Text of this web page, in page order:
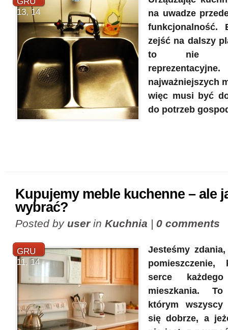
13, 14
na uwadze
funkcjonalność.
zejść na dalszy
to nie
najważniejszych
więc musi być
do potrzeb
Kupujemy meble kuchenne – ale
wybrać?
Posted by userin Kuchnia | 0 comments
GRU
11, 14
Jesteśmy
pomieszczenie,
serce
mieszkania.
którym
się dobrze, a